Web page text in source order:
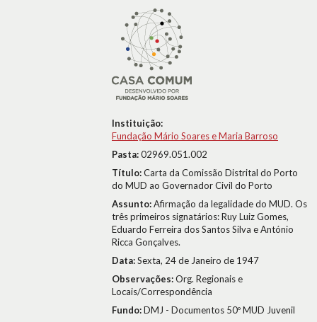
Instituição:
Fundação Mário Soares e Maria Barroso
Pasta:02969.051.002
Título:Carta da Comissão Distrital do Porto
do MUD ao Governador Civil do Porto
Assunto:Afirmação da legalidade do MUD. Os
três primeiros signatários: Ruy Luiz Gomes,
Eduardo Ferreira dos Santos Silva e António
Ricca Gonçalves.
Data:Sexta, 24 de Janeiro de 1947
Observações:Org. Regionais e
Locais/Correspondência
Fundo:DMJ - Documentos 50º MUD Juvenil